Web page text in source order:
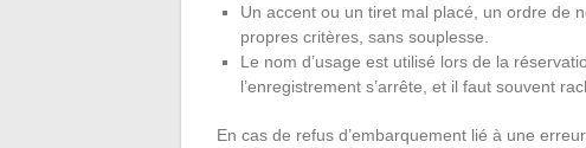
Un accent ou un tiret mal placé, un ordre de
propres critères, sans souplesse.
Le nom d’usage est utilisé lors de la
l’enregistrement s’arrête, et il faut souvent
En cas de refus d’embarquement lié à une